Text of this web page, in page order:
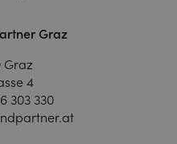
Graz
Graz
4
303 330